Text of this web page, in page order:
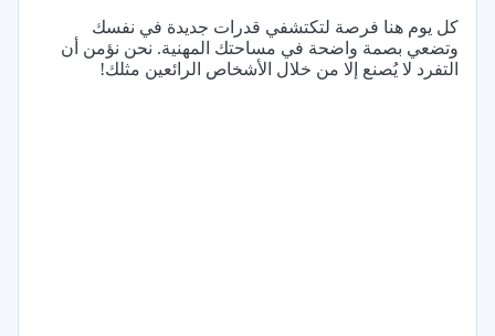
كل يوم هنا فرصة لتكتشفي قدرات جديدة في نفسك
وتضعي بصمة واضحة في مساحتك المهنية. نحن نؤمن أن
التفرد لا يُصنع إلا من خلال الأشخاص الرائعين مثلك!